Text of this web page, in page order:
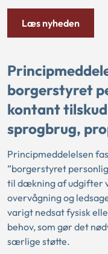
Læs nyheden
borgerstyret
kontant
sprogbrug,
Principmeddelelsen
”borgerstyret
til dækning af udgifter
overvågning og
varigt nedsat fysisk
behov, som gør det
særlige støtte.